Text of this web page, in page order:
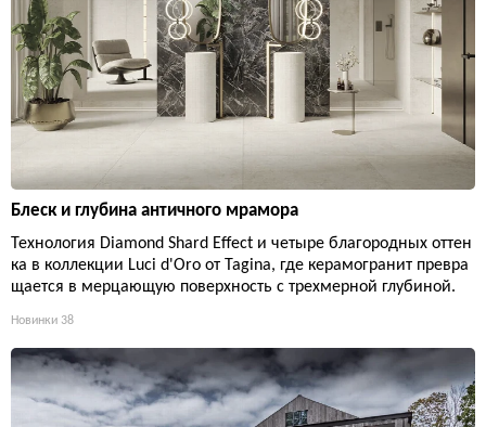
Блеск и глубина античного мрамора
Технология Diamond Shard Effect и четыре благородных оттен
ка в коллекции Luci d'Oro от Tagina, где керамогранит превра
щается в мерцающую поверхность с трехмерной глубиной.
Новинки 38